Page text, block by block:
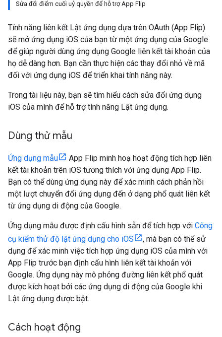
Sửa đổi điểm cuối uỷ quyền để hỗ trợ App Flip
Tính năng liên kết Lật ứng dụng dựa trên OAuth (App Flip)
sẽ mở ứng dụng iOS của bạn từ một ứng dụng của Google
để giúp người dùng ứng dụng Google liên kết tài khoản của
họ dễ dàng hơn. Bạn cần thực hiện các thay đổi nhỏ về mã
đối với ứng dụng iOS để triển khai tính năng này.
Trong tài liệu này, bạn sẽ tìm hiểu cách sửa đổi ứng dụng
iOS của mình để hỗ trợ tính năng Lật ứng dụng.
Dùng thử mẫu
Ứng dụng mẫu
App Flip minh hoạ hoạt động tích hợp liên
kết tài khoản trên iOS tương thích với ứng dụng App Flip.
Bạn có thể dùng ứng dụng này để xác minh cách phản hồi
một lượt chuyển đổi ứng dụng đến ở dạng phổ quát liên kết
từ ứng dụng di động của Google.
Ứng dụng mẫu được định cấu hình sẵn để tích hợp với Công
cụ kiểm thử độ lật ứng dụng cho iOS
, mà bạn có thể sử
dụng để xác minh việc tích hợp ứng dụng iOS của mình với
App Flip trước bạn định cấu hình liên kết tài khoản với
Google. Ứng dụng này mô phỏng đường liên kết phổ quát
được kích hoạt bởi các ứng dụng di động của Google khi
Lật ứng dụng được bật.
Cách hoạt động